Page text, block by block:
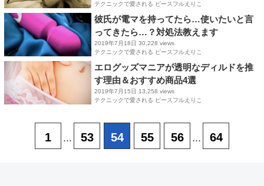
テクニックで愛される ピースフルえりこ
彼氏が電マを持ってたら…使いたいと言
ってきたら…？対処法教えます
2019年7月18日 30,228 views
テクニックで愛される ピースフルえりこ
エログッズマニアが透明なディルドを推
す理由＆おすすめ商品4選
2019年7月15日 13,258 views
テクニックで愛される ピースフルえりこ
1 ... 53 54 55 56 ... 64